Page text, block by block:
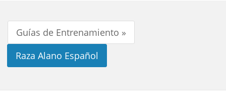
Guías de Entrenamiento »
Raza Alano Español